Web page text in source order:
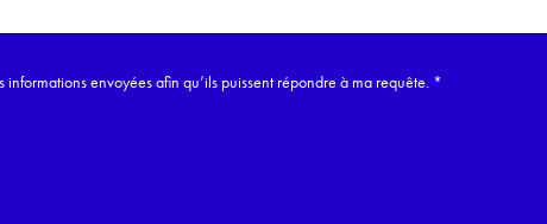
informations envoyées afin qu’ils puissent répondre à ma requête. *